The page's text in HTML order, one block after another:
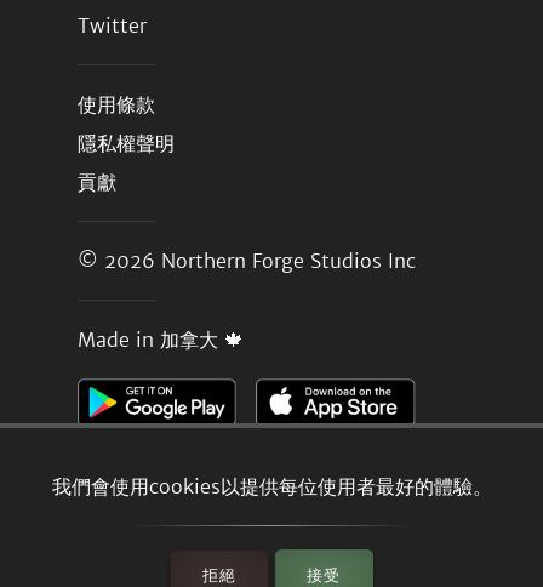
我們會使用cookies以提供每位使用者最好的體驗。
拒絕 接受
Twitter
使用條款
隱私權聲明
貢獻
© 2026 Northern Forge Studios Inc
Made in 加拿大 🍁